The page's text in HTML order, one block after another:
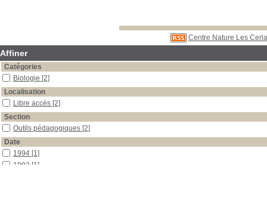
Centre Nature Les
Affiner
Catégories
Biologie [2]
Localisation
Libre accès [2]
Section
Outils pédagogiques [2]
Date
1994 [1]
1993 [1]